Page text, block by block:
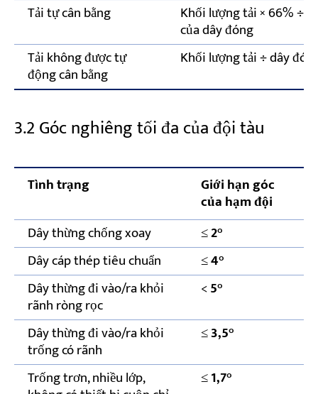
Tải tự cân bằng
Khối lượng tải × 66% ÷
của dây đóng
Tải không được tự
động cân bằng
Khối lượng tải ÷ dây
3.2 Góc nghiêng tối đa của đội tàu
Tình trạng Giới hạn góc
của hạm đội
Dây thừng chống xoay ≤2°
Dây cáp thép tiêu chuẩn
≤4°
Dây thừng đi vào/ra khỏi
rãnh ròng rọc
<5°
Dây thừng đi vào/ra khỏi
trống có rãnh
≤3,5°
Trống trơn, nhiều lớp,
≤1,7°